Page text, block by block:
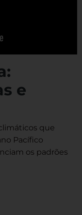
e
que
Pacífico
os padrões